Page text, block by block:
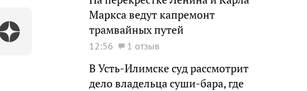
Маркса ведут капремонт
трамвайных путей
12:56 1 отзыв
В Усть-Илимске суд рассмотрит
дело владельца суши-бара, где